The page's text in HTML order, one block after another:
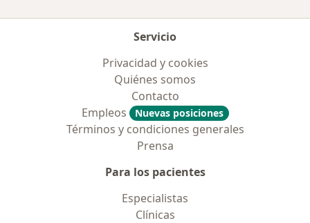
Servicio
Privacidad y cookies
Quiénes somos
Contacto
Empleos
Nuevas posiciones
Términos y condiciones generales
Prensa
Para los pacientes
Especialistas
Clínicas